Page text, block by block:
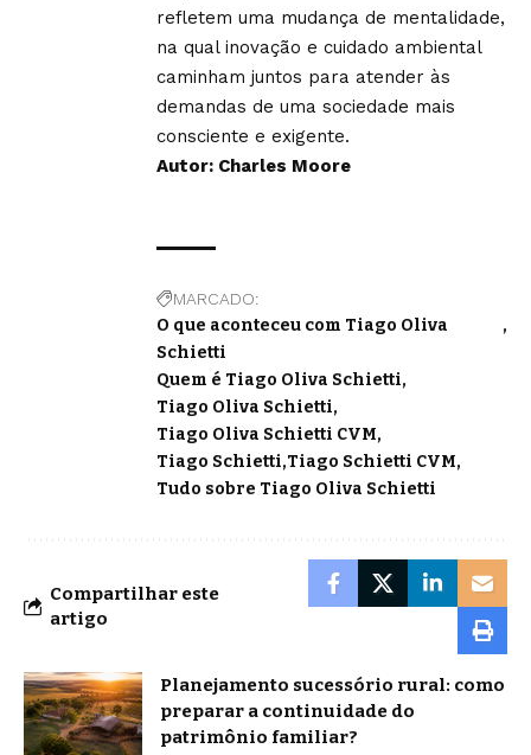
refletem uma mudança de mentalidade,
na qual inovação e cuidado ambiental
caminham juntos para atender às
demandas de uma sociedade mais
consciente e exigente.
Autor: Charles Moore
MARCADO:
O que aconteceu com Tiago Oliva
Schietti
Quem é Tiago Oliva Schietti
Tiago Oliva Schietti
Tiago Oliva Schietti CVM
Tiago Schietti Tiago Schietti CVM
Tudo sobre Tiago Oliva Schietti
Compartilhar este
artigo
Planejamento sucessório rural: como
preparar a continuidade do
patrimônio familiar?